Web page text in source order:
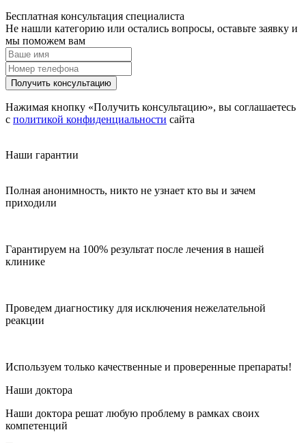
Бесплатная консультация специалиста
Не нашли категорию или остались вопросы, оставьте заявку и
мы поможем вам
Получить консультацию
Нажимая кнопку «Получить консультацию», вы соглашаетесь
с политикой конфиденциальности сайта
Наши гарантии
Полная анонимность, никто не узнает кто вы и зачем
приходили
Гарантируем на 100% результат после лечения в нашей
клинике
Проведем диагностику для исключения нежелательной
реакции
Используем только качественные и проверенные препараты!
Наши доктора
Наши доктора решат любую проблему в рамках своих
компетенций